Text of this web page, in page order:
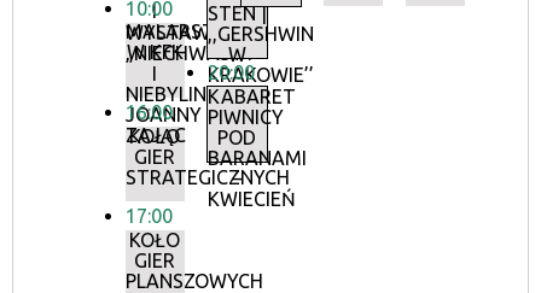
I
MALARSTWA
W KFK
10:00
WYSTAWA:
„NIECHWASTY
I
NIEBYLINY”
JOANNY
ZAJĄC
16:00
KOŁO
GIER
STRATEGICZNYCH
17:00
KOŁO
GIER
PLANSZOWYCH
STEN |
,,GERSHWIN
W
KRAKOWIE’’
20:00
KABARET
PIWNICY
POD
BARANAMI
–
KWIECIEŃ